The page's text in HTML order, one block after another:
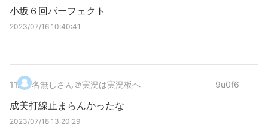
小坂６回パーフェクト
2023/07/16 10:40:41
11. 名無しさん＠実況は実況板へ 9u0f6
成美打線止まらんかったな
2023/07/18 13:20:29